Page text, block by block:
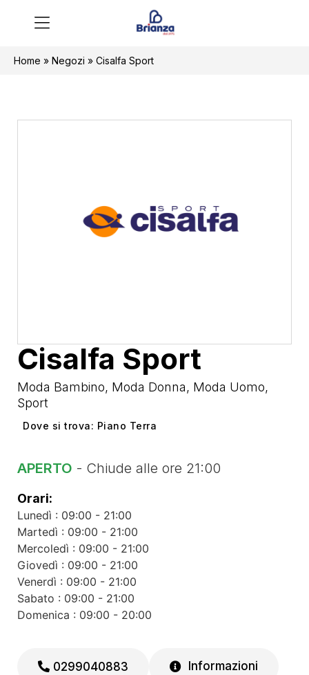
Home » Negozi » Cisalfa Sport
Cisalfa Sport
Moda Bambino, Moda Donna, Moda Uomo,
Sport
Dove si trova: Piano Terra
APERTO - Chiude alle ore 21:00
Orari:
Lunedì : 09:00 - 21:00
Martedì : 09:00 - 21:00
Mercoledì : 09:00 - 21:00
Giovedì : 09:00 - 21:00
Venerdì : 09:00 - 21:00
Sabato : 09:00 - 21:00
Domenica : 09:00 - 20:00
0299040883 Informazioni